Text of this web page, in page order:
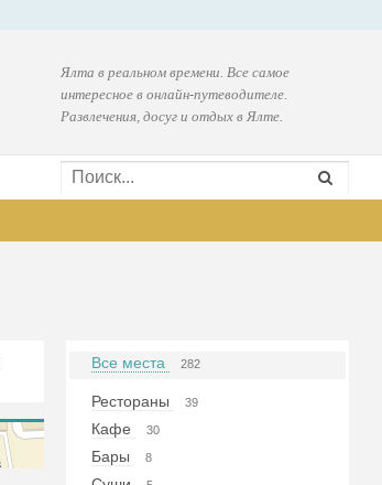
Ялта в реальном времени. Все самое
интересное в онлайн-путеводителе.
Развлечения, досуг и отдых в Ялте.
Все места 282
Рестораны 39
Кафе 30
Бары 8